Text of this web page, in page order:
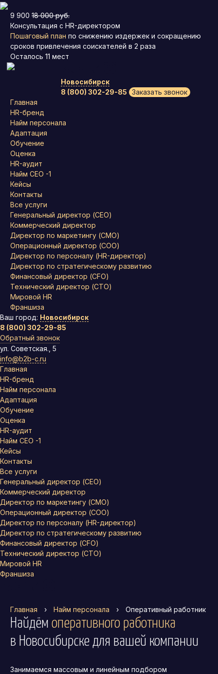
9 900 18 000 руб.
Консультация с HR-директором
Пошаговый план по снижению издержек и сокращению
сроков привлечения соискателей в 2 раза
Осталось 11 мест
Новосибирск
8 (800) 302-29-85
Заказать звонок
Главная
HR-бренд
Найм персонала
Адаптация
Обучение
Оценка
HR-аудит
Найм СЕО -1
Кейсы
Контакты
Все услуги
Генеральный директор (CEO)
Коммерческий директор
Директор по маркетингу (CMO)
Операционный директор (COO)
Директор по персоналу (HR-директор)
Директор по стратегическому развитию
Финансовый директор (CFO)
Технический директор (CTO)
Мировой HR
Франшиза
Ваш город: Новосибирск
8 (800) 302-29-85
Обратный звонок
ул. Советская., 5
info@b2b-c.ru
Главная
HR-бренд
Найм персонала
Адаптация
Обучение
Оценка
HR-аудит
Найм СЕО -1
Кейсы
Контакты
Все услуги
Генеральный директор (CEO)
Коммерческий директор
Директор по маркетингу (CMO)
Операционный директор (COO)
Директор по персоналу (HR-директор)
Директор по стратегическому развитию
Финансовый директор (CFO)
Технический директор (CTO)
Мировой HR
Франшиза
Главная › Найм персонала › Оперативный работник
Найдём оперативного работника
в Новосибирске для вашей компании
Занимаемся массовым и линейным подбором